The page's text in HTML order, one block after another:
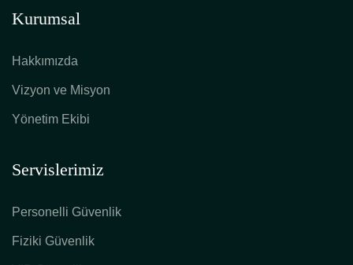
Kurumsal
Hakkımızda
Vizyon ve Misyon
Yönetim Ekibi
Servislerimiz
Personelli Güvenlik
Fiziki Güvenlik